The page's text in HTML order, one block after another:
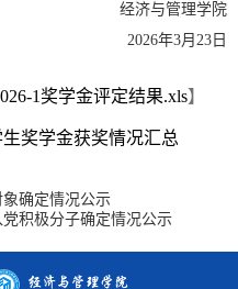
经济与管理学院
2026年3月 23 日
1奖学金评定结果.xls】
生奖学金获奖情况汇总
确定情况公示
积极分子确定情况公示